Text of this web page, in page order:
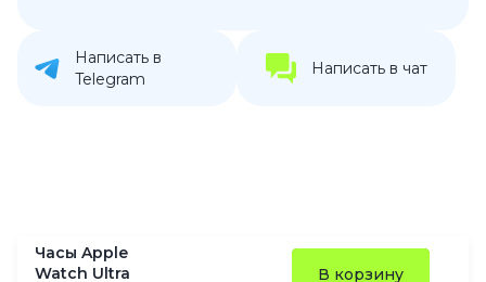
Написать в
Telegram
Написать в чат
Часы Apple
Watch Ultra
В корзину